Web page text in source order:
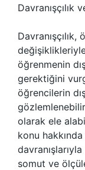
Davranışçılık
öğrenmenin
gerektiğini
öğrencilerin
olarak ele
konu
somut ve